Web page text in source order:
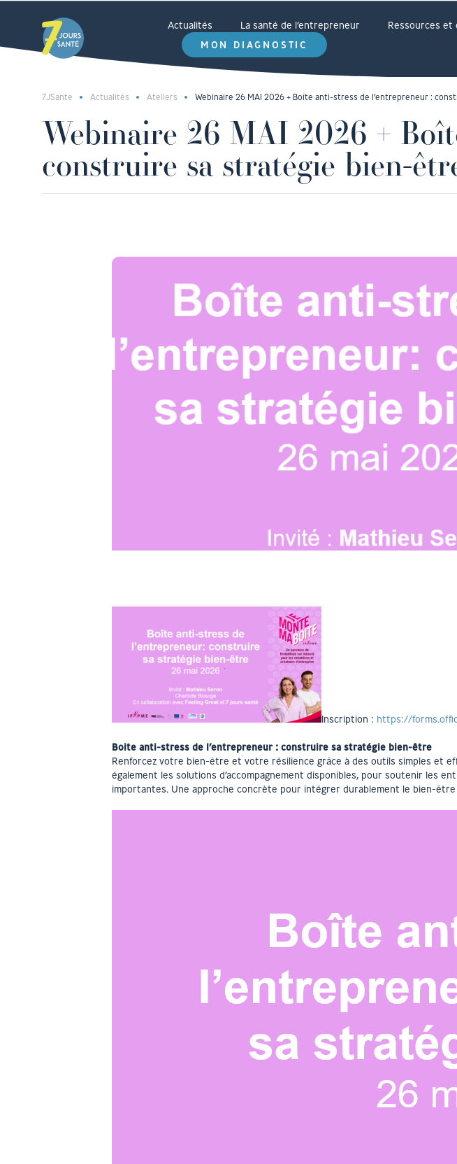
Actualités La santé de l’entrepreneur Ressources et
MON DIAGNOSTIC
7JSante Actualités Ateliers Webinaire 26 MAI 2026 + Boîte anti-stress de l’entrepreneur :
Webinaire 26 MAI 2026 +
construire sa stratégie bien-
Inscription : https://
Boite anti-stress de l’entrepreneur : construire sa stratégie bien-être
Renforcez votre bien-être et votre résilience grâce à des outils simples et
également les solutions d’accompagnement disponibles, pour soutenir les
importantes. Une approche concrète pour intégrer durablement le bien-